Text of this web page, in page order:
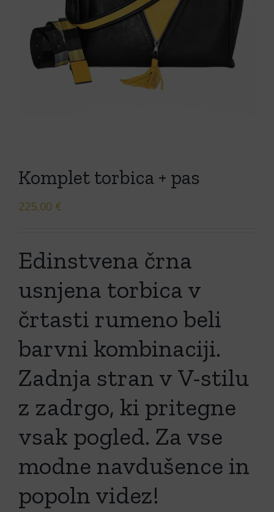
Komplet torbica + pas
225,00 €
Edinstvena črna
usnjena torbica v
črtasti rumeno beli
barvni kombinaciji.
Zadnja stran v V-stilu
z zadrgo, ki pritegne
vsak pogled. Za vse
modne navdušence in
popoln videz!